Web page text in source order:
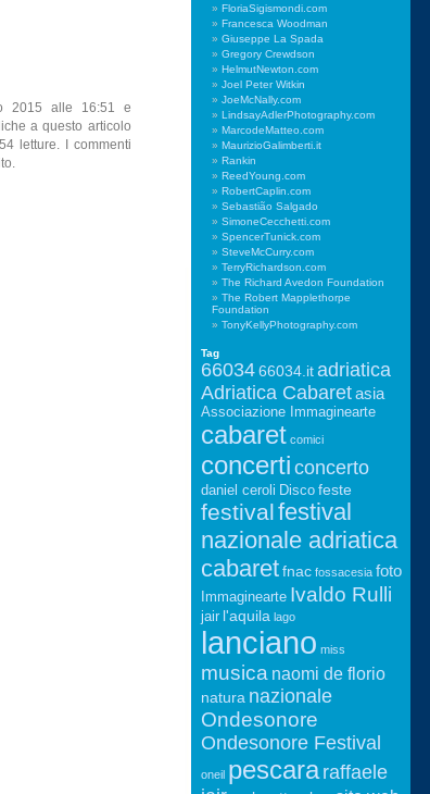
2015 alle 16:51 e
a questo articolo
letture. I commenti
FloriaSigismondi.com
Francesca Woodman
Giuseppe La Spada
Gregory Crewdson
HelmutNewton.com
Joel Peter Witkin
JoeMcNally.com
LindsayAdlerPhotography.com
MarcodeMatteo.com
MaurizioGalimberti.it
Rankin
ReedYoung.com
RobertCaplin.com
Sebastião Salgado
SimoneCecchetti.com
SpencerTunick.com
SteveMcCurry.com
TerryRichardson.com
The Richard Avedon Foundation
The Robert Mapplethorpe
Foundation
TonyKellyPhotography.com
Tag
66034 66034.it adriatica
Adriatica Cabaret asia
Associazione Immaginearte
cabaret comici
concerti concerto
daniel ceroli Disco feste
festivalfestival
nazionale adriatica
cabaret fnac fossacesia foto
Immaginearte Ivaldo Rulli
jair l'aquila lago
lanciano miss
musica naomi de florio
natura nazionale
Ondesonore
Ondesonore Festival
oneil pescara raffaele